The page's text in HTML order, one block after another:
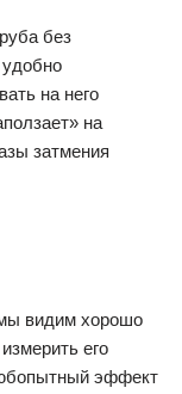
без
на него
на
затмения
видим хорошо
его
эффект